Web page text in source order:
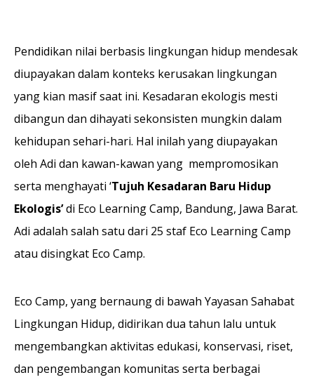
Pendidikan nilai berbasis lingkungan hidup mendesak
diupayakan dalam konteks kerusakan lingkungan
yang kian masif saat ini. Kesadaran ekologis mesti
dibangun dan dihayati sekonsisten mungkin dalam
kehidupan sehari-hari. Hal inilah yang diupayakan
oleh Adi dan kawan-kawan yang mempromosikan
serta menghayati ‘Tujuh Kesadaran Baru Hidup
Ekologis’di Eco Learning Camp, Bandung, Jawa Barat.
Adi adalah salah satu dari 25 staf Eco Learning Camp
atau disingkat Eco Camp.
Eco Camp, yang bernaung di bawah Yayasan Sahabat
Lingkungan Hidup, didirikan dua tahun lalu untuk
mengembangkan aktivitas edukasi, konservasi, riset,
dan pengembangan komunitas serta berbagai